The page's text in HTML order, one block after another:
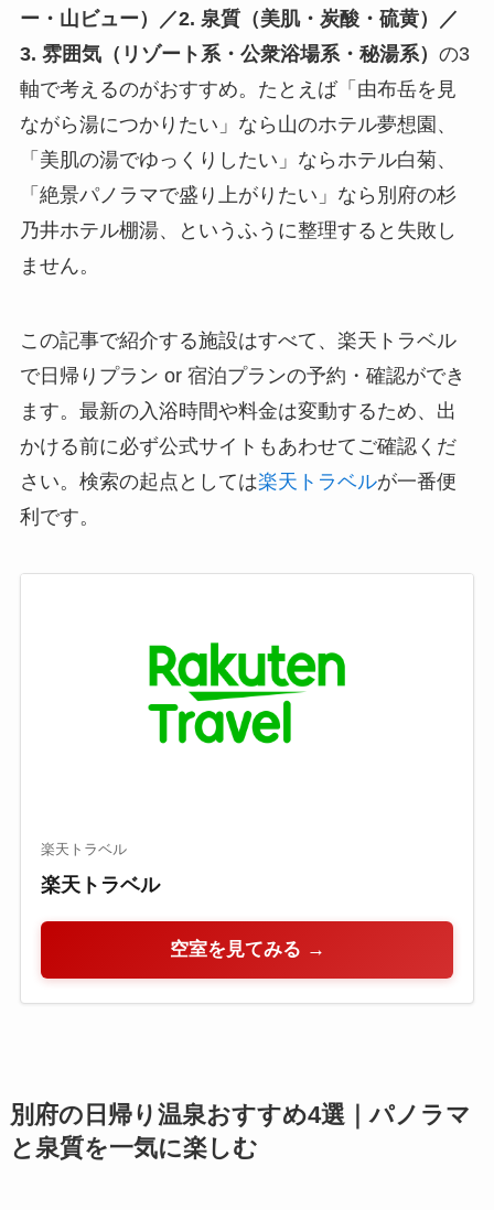
ー・山ビュー）／2. 泉質（美肌・炭酸・硫黄）／
3. 雰囲気（リゾート系・公衆浴場系・秘湯系） の3
軸で考えるのがおすすめ。たとえば「由布岳を見
ながら湯につかりたい」なら山のホテル夢想園、
「美肌の湯でゆっくりしたい」ならホテル白菊、
「絶景パノラマで盛り上がりたい」なら別府の杉
乃井ホテル棚湯、というふうに整理すると失敗し
ません。
この記事で紹介する施設はすべて、楽天トラベル
で日帰りプラン or 宿泊プランの予約・確認ができ
ます。最新の入浴時間や料金は変動するため、出
かける前に必ず公式サイトもあわせてご確認くだ
さい。検索の起点としては楽天トラベルが一番便
利です。
楽天トラベル
楽天トラベル
空室を見てみる →
別府の日帰り温泉おすすめ4選｜パノラマ
と泉質を一気に楽しむ